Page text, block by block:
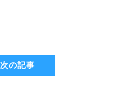
次の記事